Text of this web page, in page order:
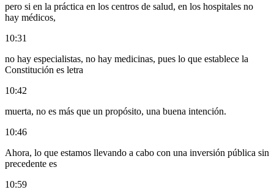
pero si en la práctica en los centros de salud, en los hospitales no
hay médicos,
10:31
no hay especialistas, no hay medicinas, pues lo que establece la
Constitución es letra
10:42
muerta, no es más que un propósito, una buena intención.
10:46
Ahora, lo que estamos llevando a cabo con una inversión pública sin
precedente es
10:59